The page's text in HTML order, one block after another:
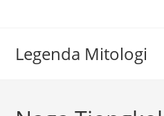
Legenda Mitologi